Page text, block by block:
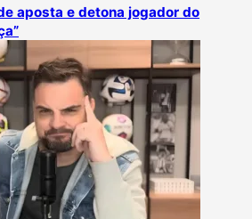
aposta e detona jogador do